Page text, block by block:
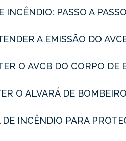
INCÊNDIO: PASSO A
A EMISSÃO DO
O AVCB DO CORPO DE
O ALVARÁ DE
INCÊNDIO PARA